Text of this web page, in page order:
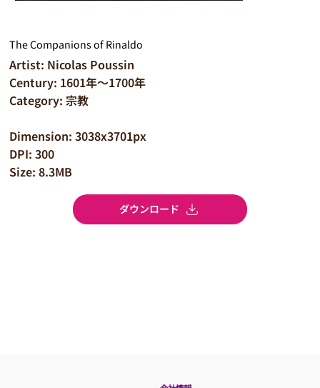
The Companions of Rinaldo
Artist: Nicolas Poussin
Century: 1601年～1700年
Category: 宗教
Dimension: 3038x3701px
DPI: 300
Size: 8.3MB
ダウンロード